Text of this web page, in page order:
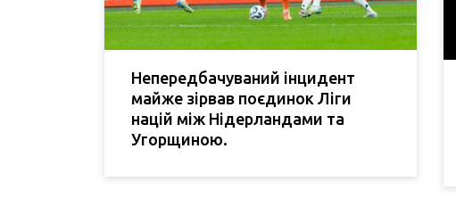
Непередбачуваний інцидент
майже зірвав поєдинок Ліги
націй між Нідерландами та
Угорщиною.